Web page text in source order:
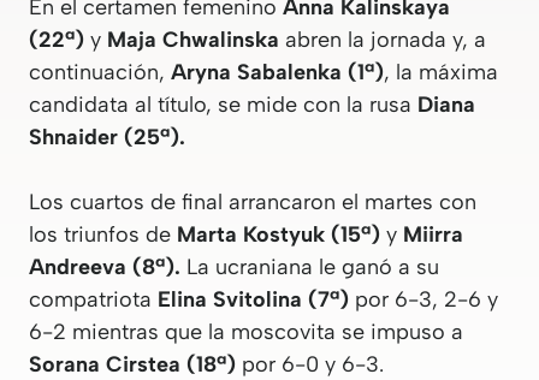
En el certamen femenino Anna Kalinskaya
(22ª) y Maja Chwalinska abren la jornada y, a
continuación, Aryna Sabalenka (1ª), la máxima
candidata al título, se mide con la rusa Diana
Shnaider (25ª).
Los cuartos de final arrancaron el martes con
los triunfos de Marta Kostyuk (15ª) y Miirra
Andreeva (8ª). La ucraniana le ganó a su
compatriota Elina Svitolina (7ª) por 6-3, 2-6 y
6-2 mientras que la moscovita se impuso a
Sorana Cirstea (18ª) por 6-0 y 6-3.